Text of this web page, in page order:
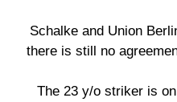
Schalke and Union
there is still no
The 23 y/o striker is